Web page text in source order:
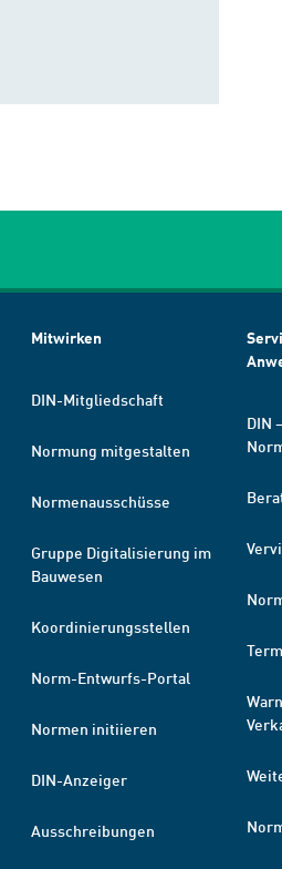
Mitwirken
DIN-Mitgliedschaft
Normung mitgestalten
Normenausschüsse
Gruppe Digitalisierung im
Bauwesen
Koordinierungsstellen
Norm-Entwurfs-Portal
Normen initiieren
DIN-Anzeiger
Ausschreibungen
DIN